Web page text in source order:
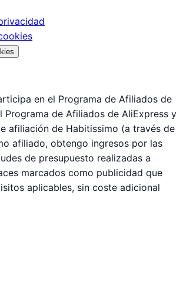
en el Programa de Afiliados de
Programa de Afiliados de AliExpress y
afiliación de Habitissimo (a través de
afiliado, obtengo ingresos por las
de presupuesto realizadas a
marcados como publicidad que
aplicables, sin coste adicional